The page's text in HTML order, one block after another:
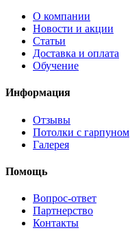
О компании
Новости и акции
Статьи
Доставка и оплата
Обучение
Информация
Отзывы
Потолки с гарпуном
Галерея
Помощь
Вопрос-ответ
Партнерство
Контакты